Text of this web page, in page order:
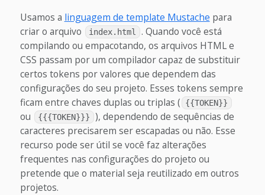
Usamos a linguagem de template Mustache para
criar o arquivo
index.html
. Quando você está
compilando ou empacotando, os arquivos HTML e
CSS passam por um compilador capaz de substituir
certos tokens por valores que dependem das
configurações do seu projeto. Esses tokens sempre
ficam entre chaves duplas ou triplas (
{{TOKEN}}
ou {{{TOKEN}}}
), dependendo de sequências de
caracteres precisarem ser escapadas ou não. Esse
recurso pode ser útil se você faz alterações
frequentes nas configurações do projeto ou
pretende que o material seja reutilizado em outros
projetos.